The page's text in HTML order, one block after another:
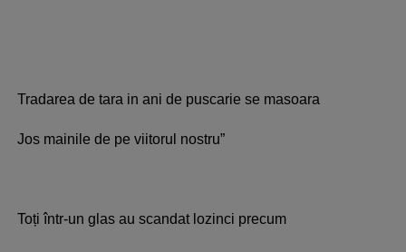
Tradarea de tara in ani de puscarie se masoara
Jos mainile de pe viitorul nostru”
Toți într-un glas au scandat lozinci precum